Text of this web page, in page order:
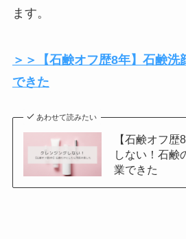
ます。
＞＞【石鹸オフ歴8年】石鹸洗
できた
あわせて読みたい
【石鹸オフ
しない！石鹸
業できた